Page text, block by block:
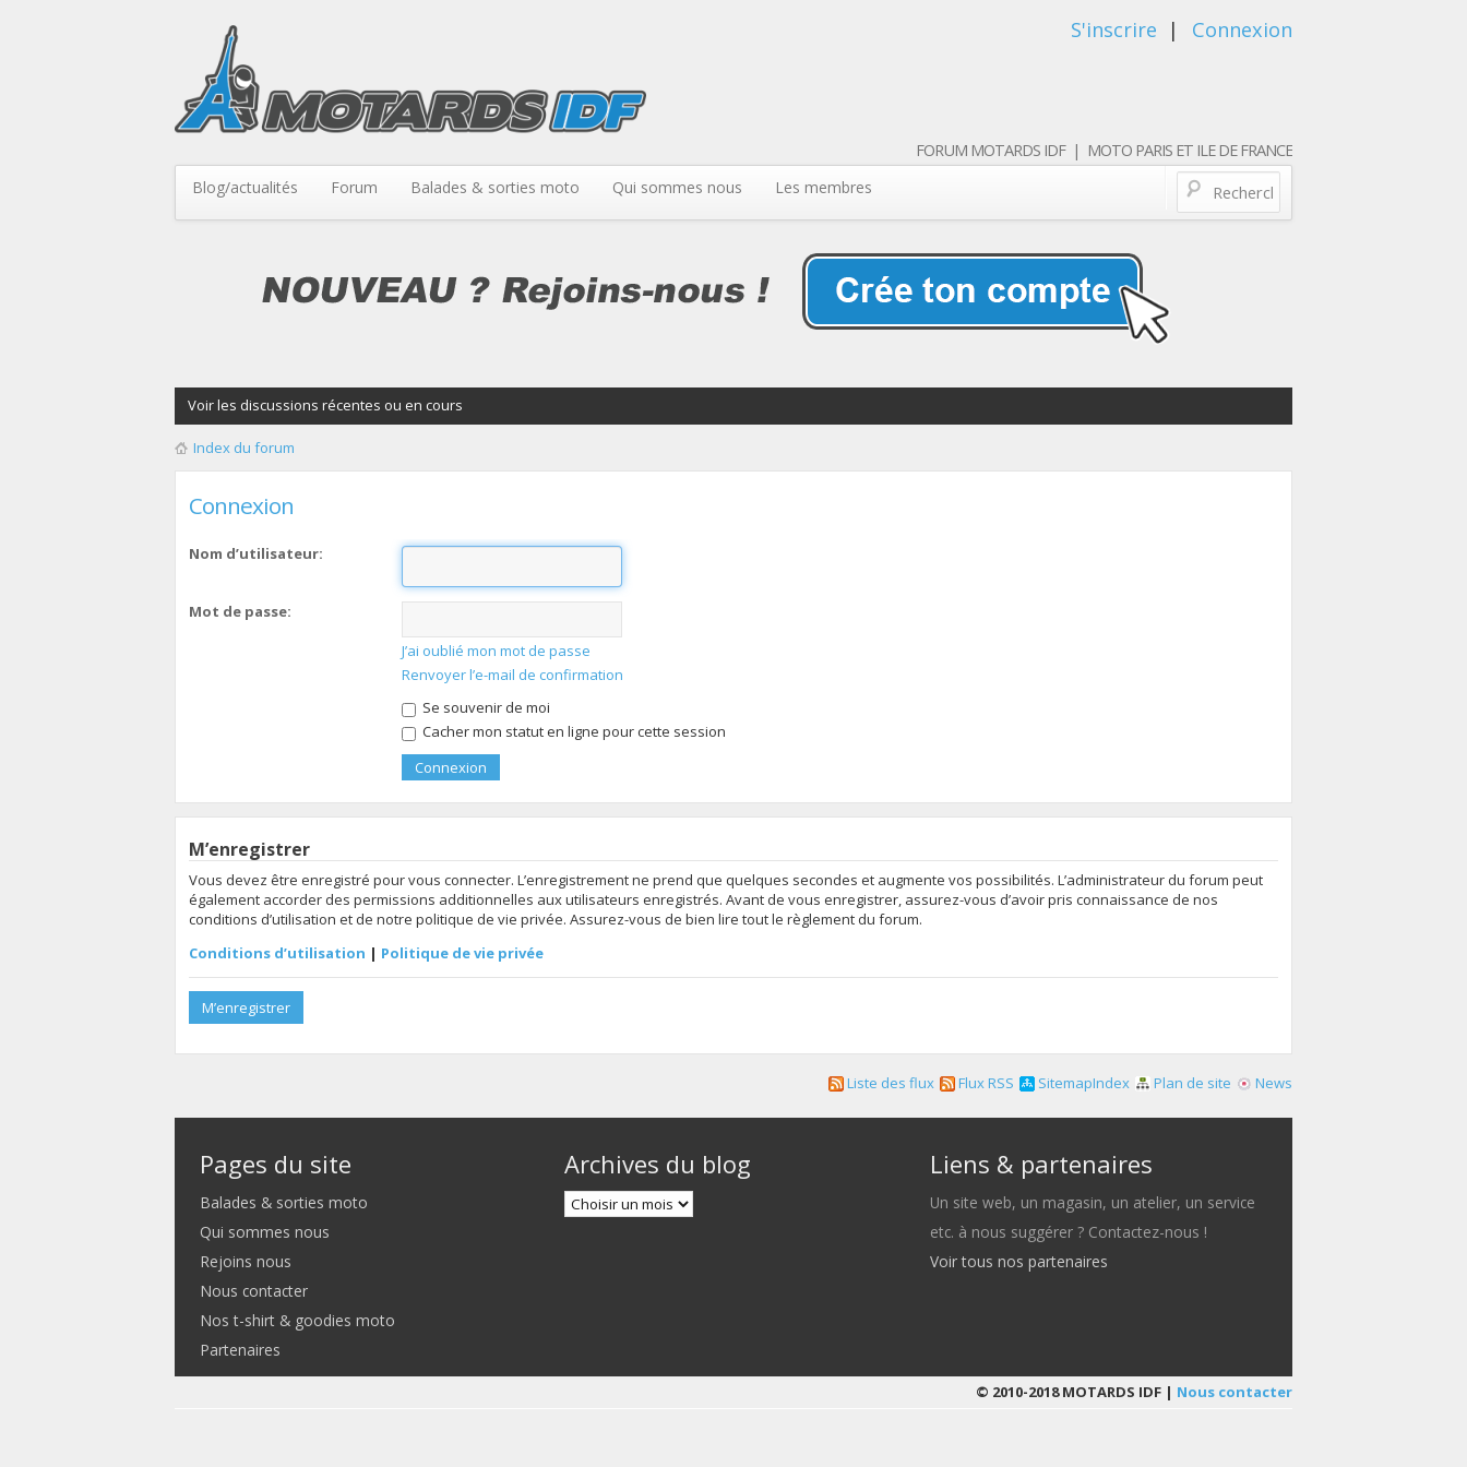
S'inscrire | Connexion
FORUM MOTARDS IDF | MOTO PARIS ET ILE DE FRANCE
Blog/actualités Forum Balades & sorties moto Qui sommes nous Les membres
Voir les discussions récentes ou en cours
Index du forum
Connexion
Nom d’utilisateur:
Mot de passe:
J’ai oublié mon mot de passe
Renvoyer l’e-mail de confirmation
Se souvenir de moi
Cacher mon statut en ligne pour cette session
M’enregistrer
Vous devez être enregistré pour vous connecter. L’enregistrement ne prend que quelques secondes et augmente vos possibilités. L’administrateur du forum peut
également accorder des permissions additionnelles aux utilisateurs enregistrés. Avant de vous enregistrer, assurez-vous d’avoir pris connaissance de nos
conditions d’utilisation et de notre politique de vie privée. Assurez-vous de bien lire tout le règlement du forum.
Conditions d’utilisation | Politique de vie privée
M’enregistrer
News
Plan de site
SitemapIndex
Flux RSS
Liste des flux
Pages du site
Balades & sorties moto
Qui sommes nous
Rejoins nous
Nous contacter
Nos t-shirt & goodies moto
Partenaires
Archives du blog Liens & partenaires
Un site web, un magasin, un atelier, un service
etc. à nous suggérer ? Contactez-nous !
Voir tous nos partenaires
© 2010-2018 MOTARDS IDF | Nous contacter